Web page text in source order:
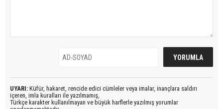
UYARI: Küfür, hakaret, rencide edici cümleler veya imalar, inançlara saldırı
içeren, imla kuralları ile yazılmamış,
Türkçe karakter kullanılmayan ve büyük harflerle yazılmış yorumlar